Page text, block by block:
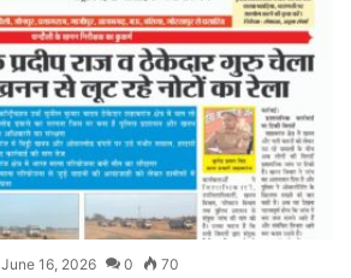
June 16, 2026 0 70